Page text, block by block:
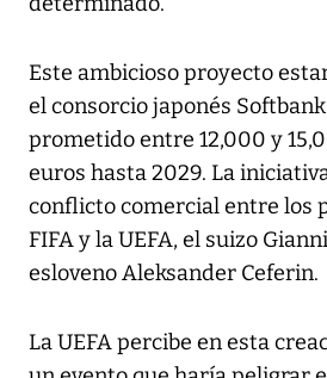
Este ambicioso proyecto
el consorcio japonés
prometido entre 12,000 y
euros hasta 2029. La
conflicto comercial entre los
FIFA y la UEFA, el suizo
esloveno Aleksander Ceferin.
La UEFA percibe en esta